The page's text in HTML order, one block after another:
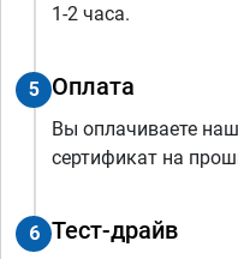
1-2 часа.
5 Оплата
Вы оплачиваете
сертификат на
6 Тест-драйв